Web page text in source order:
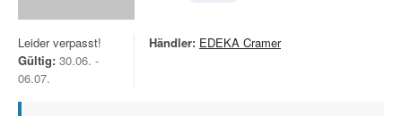
Leider verpasst!
Gültig: 30.06. -
06.07.
Händler: EDEKA Cramer